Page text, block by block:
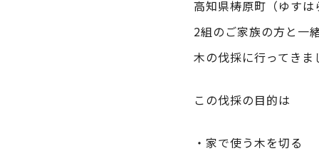
高知県梼原町（ゆすは
2組のご家族の方と一
木の伐採に行ってきま
この伐採の目的は
・家で使う木を切る